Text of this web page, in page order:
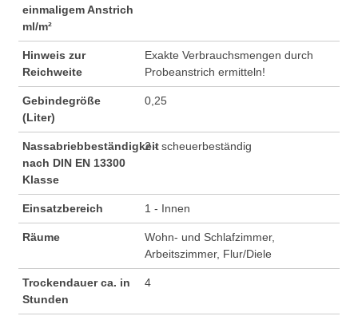
einmaligem Anstrich
ml/m²
Hinweis zur
Reichweite
Exakte Verbrauchsmengen durch
Probeanstrich ermitteln!
Gebindegröße
(Liter)
0,25
Nassabriebbeständigkeit
nach DIN EN 13300
Klasse
2 - scheuerbeständig
Einsatzbereich 1 - Innen
Räume
Wohn- und Schlafzimmer,
Arbeitszimmer, Flur/Diele
Trockendauer ca. in
Stunden
4